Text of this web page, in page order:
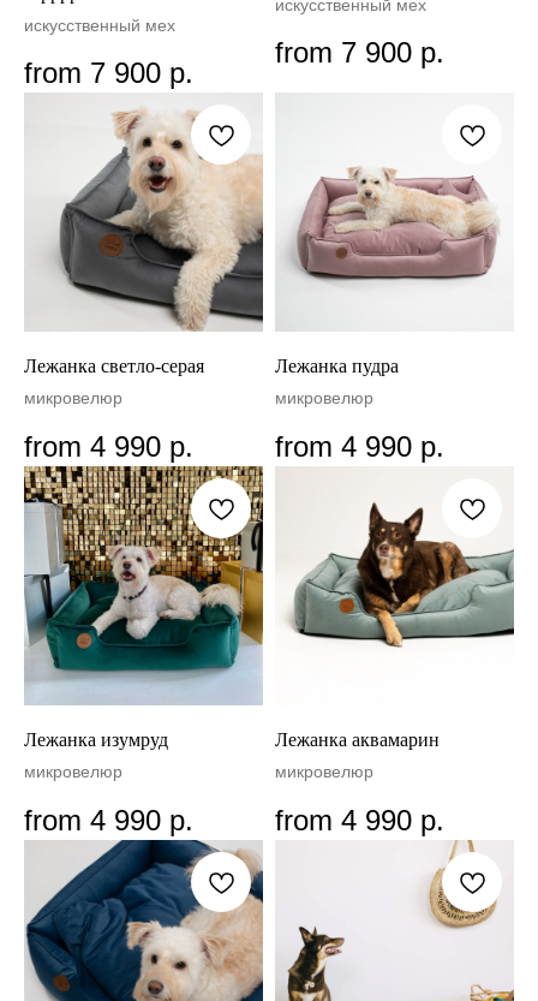
искусственный мех
from 7 900 р.
искусственный мех
from 7 900 р.
Лежанка светло-серая
микровелюр
from 4 990 р.
Лежанка пудра
микровелюр
from 4 990 р.
Лежанка изумруд
микровелюр
from 4 990 р.
Лежанка аквамарин
микровелюр
from 4 990 р.